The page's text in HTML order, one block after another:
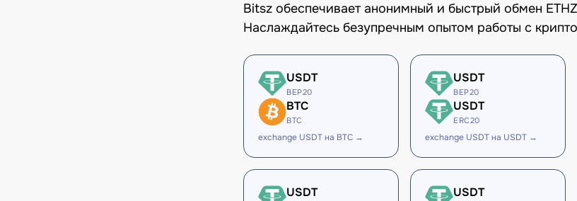
Bitsz обеспечивает анонимный и быстрый обмен
Наслаждайтесь безупречным опытом работы с
USDT
BEP20
BTC
BTC
exchange USDT на BTC →
USDT
BEP20
USDT
ERC20
exchange USDT на USDT →
USDT USDT